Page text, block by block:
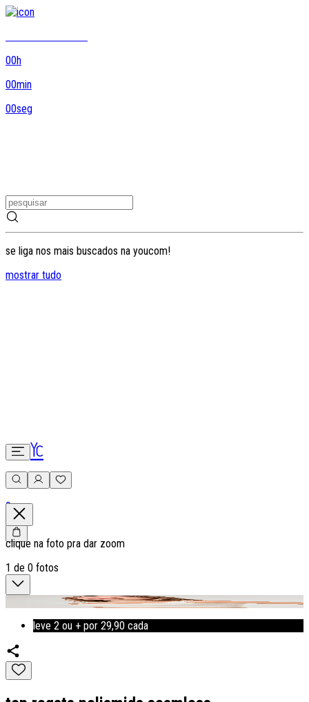
00h
00min
00seg
se liga nos mais buscados na youcom!
mostrar tudo
0
clique na foto pra dar zoom
1 de 0 fotos
leve 2 ou + por 29,90 cada